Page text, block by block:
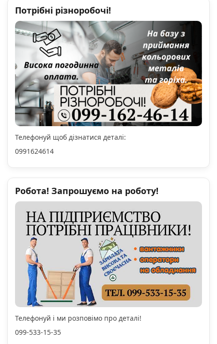
Потрібні різноробочі!
Телефонуй щоб дізнатися деталі:
0991624614
Робота! Запрошуємо на роботу!
Телефонуй і ми розповімо про деталі!
099-533-15-35